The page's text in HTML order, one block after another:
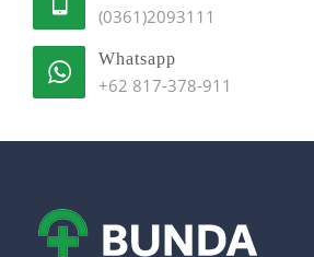
(0361)2093111
Whatsapp
+62 817-378-911